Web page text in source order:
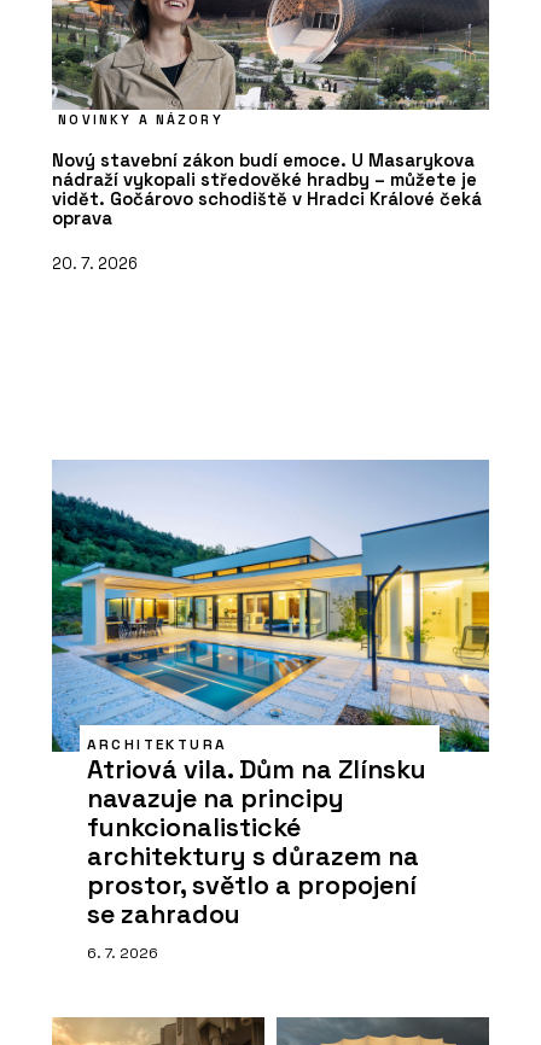
NOVINKY A NÁZORY
Nový stavební zákon budí emoce. U Masarykova
nádraží vykopali středověké hradby – můžete je
vidět. Gočárovo schodiště v Hradci Králové čeká
oprava
20. 7. 2026
ARCHITEKTURA
Atriová vila. Dům na Zlínsku
navazuje na principy
funkcionalistické
architektury s důrazem na
prostor, světlo a propojení
se zahradou
6. 7. 2026